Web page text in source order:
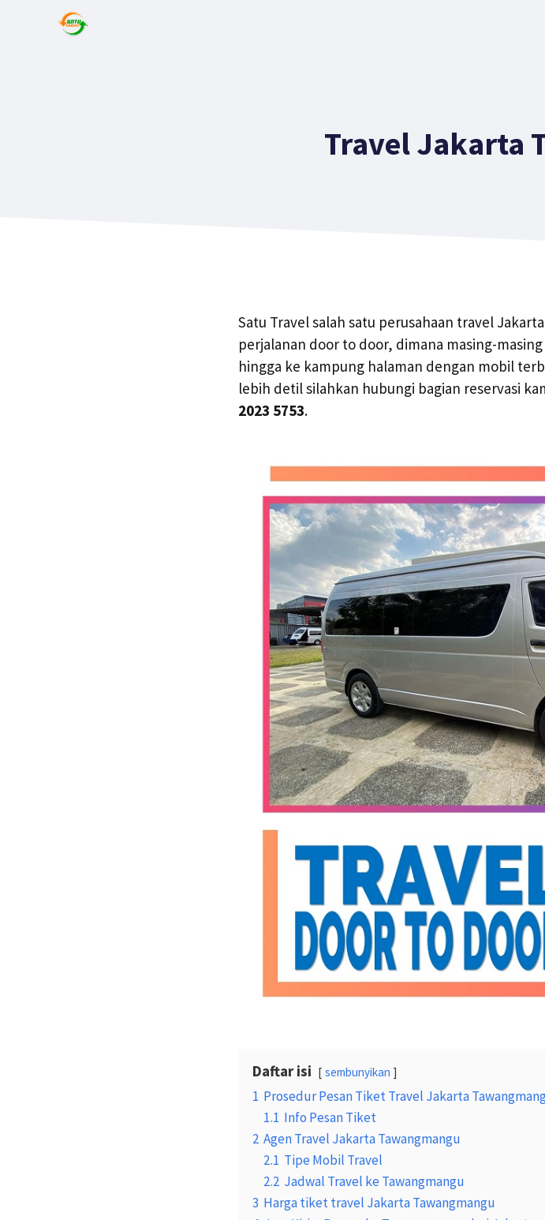
Travel Jakarta
Satu Travel salah satu perusahaan travel
perjalanan door to door, dimana masing-
hingga ke kampung halaman dengan mobil
lebih detil silahkan hubungi bagian reservasi
2023 5753.
Daftar isi sembunyikan
1 Prosedur Pesan Tiket Travel Jakarta
1.1 Info Pesan Tiket
2 Agen Travel Jakarta Tawangmangu
2.1 Tipe Mobil Travel
2.2 Jadwal Travel ke Tawangmangu
3 Harga tiket travel Jakarta Tawangmangu